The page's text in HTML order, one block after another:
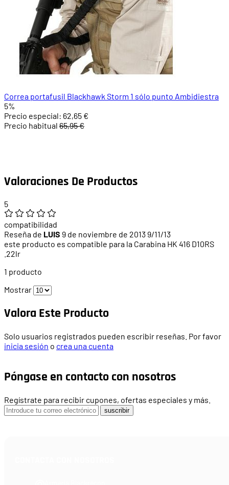
Correa portafusil Blackhawk Storm 1 sólo punto Ambidiestra
5%
Precio especial: 62,65 €
Precio habitual 65,95 €
Valoraciones De Productos
5
compatibilidad
Reseña de LUIS 9 de noviembre de 2013 9/11/13
este producto es compatible para la Carabina HK 416 D10RS
.22lr
1 producto
Mostrar
Valora Este Producto
Solo usuarios registrados pueden escribir reseñas. Por favor
inicia sesión o crea una cuenta
Póngase en contacto con nosotros
Regístrate para recibir cupones, ofertas especiales y más.
suscribir